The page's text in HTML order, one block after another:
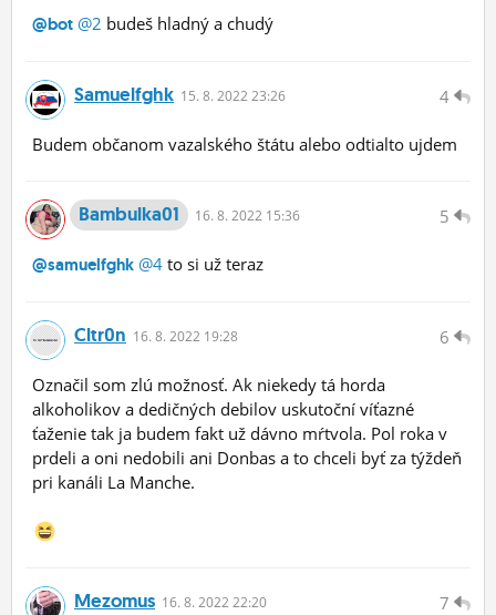
@bot @2 budeš hladný a chudý
4
Samuelfghk 15. 8. 2022 23:26
Budem občanom vazalského štátu alebo odtialto ujdem
5
Bambulka01 16. 8. 2022 15:36
@samuelfghk @4 to si už teraz
6
Cltr0n 16. 8. 2022 19:28
Označil som zlú možnosť. Ak niekedy tá horda
alkoholikov a dedičných debilov uskutoční víťazné
ťaženie tak ja budem fakt už dávno mŕtvola. Pol roka v
prdeli a oni nedobili ani Donbas a to chceli byť za týždeň
pri kanáli La Manche.
7
Mezomus 16. 8. 2022 22:20